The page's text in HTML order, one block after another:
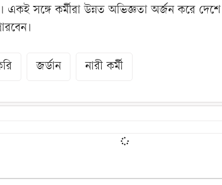
একই সঙ্গে কর্মীরা উন্নত অভিজ্ঞতা অর্জন করে দেশে
জর্ডান নারী কর্মী